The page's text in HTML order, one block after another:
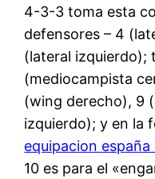
4-3-3 toma esta
defensores – 4
(lateral izquierdo);
(mediocampista
(wing derecho), 9
izquierdo); y en la
equipacion
10 es para el